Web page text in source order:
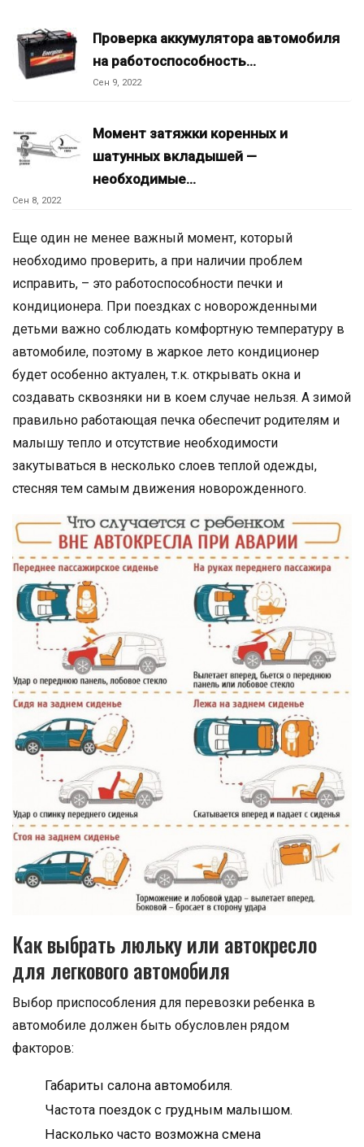
Проверка аккумулятора автомобиля
на работоспособность…
Сен 9, 2022
Момент затяжки коренных и
шатунных вкладышей —
необходимые…
Сен 8, 2022
Еще один не менее важный момент, который
необходимо проверить, а при наличии проблем
исправить, – это работоспособности печки и
кондиционера. При поездках с новорожденными
детьми важно соблюдать комфортную температуру в
автомобиле, поэтому в жаркое лето кондиционер
будет особенно актуален, т.к. открывать окна и
создавать сквозняки ни в коем случае нельзя. А зимой
правильно работающая печка обеспечит родителям и
малышу тепло и отсутствие необходимости
закутываться в несколько слоев теплой одежды,
стесняя тем самым движения новорожденного.
Как выбрать люльку или автокресло
для легкового автомобиля
Выбор приспособления для перевозки ребенка в
автомобиле должен быть обусловлен рядом
факторов:
Габариты салона автомобиля.
Частота поездок с грудным малышом.
Насколько часто возможна смена